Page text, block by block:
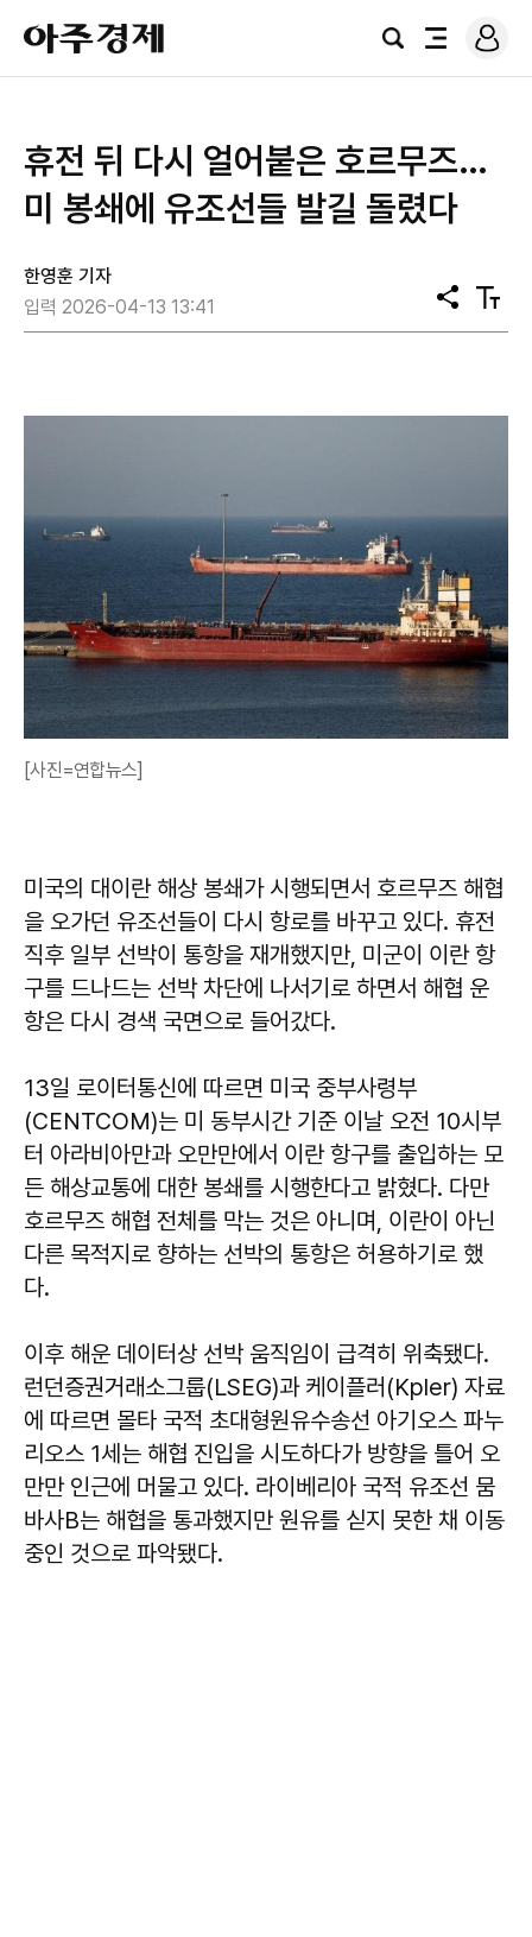
아
주
경
검
전
로
그
휴전 뒤 다시 얼어붙은 호르무즈…
미 봉쇄에 유조선들 발길 돌렸다
한영훈 기자
입력 2026-04-13 13:41
공
유
텍
스
[사진=연합뉴스]
미국의 대이란 해상 봉쇄가 시행되면서 호르무즈 해협
을 오가던 유조선들이 다시 항로를 바꾸고 있다. 휴전
직후 일부 선박이 통항을 재개했지만, 미군이 이란 항
구를 드나드는 선박 차단에 나서기로 하면서 해협 운
항은 다시 경색 국면으로 들어갔다.
13일 로이터통신에 따르면 미국 중부사령부
(CENTCOM)는 미 동부시간 기준 이날 오전 10시부
터 아라비아만과 오만만에서 이란 항구를 출입하는 모
든 해상교통에 대한 봉쇄를 시행한다고 밝혔다. 다만
호르무즈 해협 전체를 막는 것은 아니며, 이란이 아닌
다른 목적지로 향하는 선박의 통항은 허용하기로 했
다.
이후 해운 데이터상 선박 움직임이 급격히 위축됐다.
런던증권거래소그룹(LSEG)과 케이플러(Kpler) 자료
에 따르면 몰타 국적 초대형원유수송선 아기오스 파누
리오스 1세는 해협 진입을 시도하다가 방향을 틀어 오
만만 인근에 머물고 있다. 라이베리아 국적 유조선 뭄
바사B는 해협을 통과했지만 원유를 싣지 못한 채 이동
중인 것으로 파악됐다.